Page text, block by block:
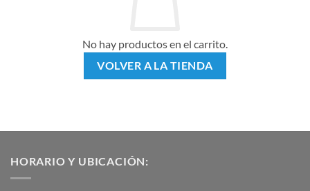
No hay productos en el carrito.
VOLVER A LA TIENDA
HORARIO Y UBICACIÓN: